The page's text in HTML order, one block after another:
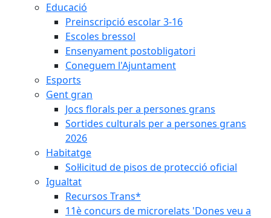
Educació
Preinscripció escolar 3-16
Escoles bressol
Ensenyament postobligatori
Coneguem l'Ajuntament
Esports
Gent gran
Jocs florals per a persones grans
Sortides culturals per a persones grans
2026
Habitatge
Sol·licitud de pisos de protecció oficial
Igualtat
Recursos Trans*
11è concurs de microrelats 'Dones veu a